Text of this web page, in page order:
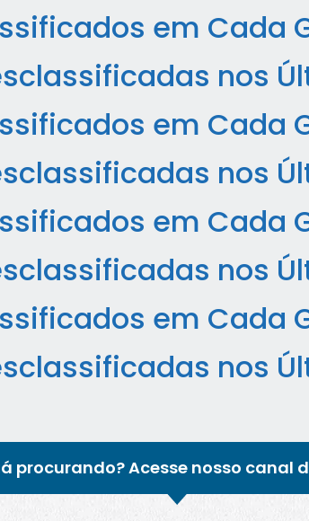
em Cada
nos
em Cada
nos
em Cada
nos
em Cada
nos
procurando? Acesse nosso canal